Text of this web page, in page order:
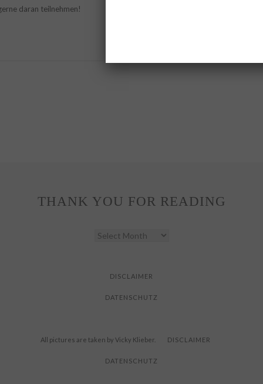
daran teilnehmen!
THANK YOU FOR READING
YOU
DISCLAIMER
DATENSCHUTZ
All pictures are taken by Vicky Klieber. DISCLAIMER
DATENSCHUTZ